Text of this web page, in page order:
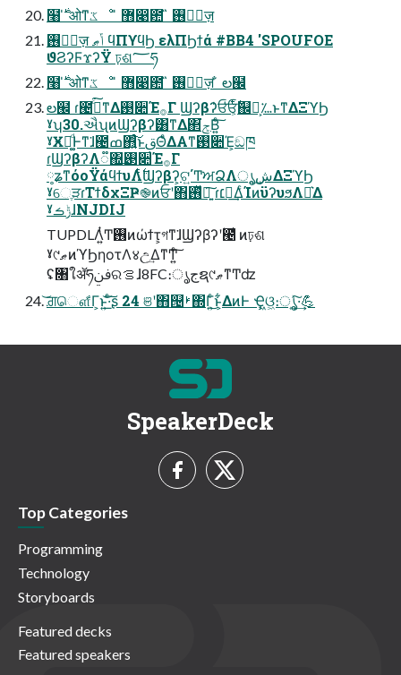
໨࣍ ̍ ओͳػೳ ̎ ޻෉఺ ̏ ࢖༻ٕज़
࢖༻ٕज़ ݴޠ ϥΠϒϥϦ ελΠϦϯά #BB4 'SPOUFOE
ϑϨʔϜϫʔΫ ঢ়ଶ؅ཧ
໨࣍ ̍ ओͳػೳ ̎ ޻෉఺ ̏ ࢖༻ٕज़ ̐ ల๬
ల๬ ɾ౤ߘͨ͘͠ͳΔ࢓૊Έ࡞Γ Ϣʔβʔ̍ਓ̍ਓ͕࣋ͭ஌͕ࣝ؊ͱͳΔΞϓϦ
ˠʮ30.ઐʯͷϢʔβʔ͸ͳΔ΂͘ݮΒ͍ͨ͠
ˠӾཡ͚ͩͰͳ͘ɺ౤ߘ΋͍ͨ͠ͱࢥΘͤΔΑ͏ͳ࢓૊Έ͕ඞཁ
ɾϢʔβʔΛ૿΍͢࢓૊Έ࡞Γ
༷ʑͳόοΫάϥϯυΛ࣋ͭϢʔβʔ͕ଟ͍΄ͲਅՁΛൃش͢ΔΞϓϦ
ˠେֶੜɾΤϯδχΞҎ֎ͷਓʹ΋࢖ͬͯཉ͍͠ ɾ׆༻͢ΔͨΊͷϋʔυϧΛԼ͛Δ
ˠݱࡏɺNJDIJ
TUPDLΛ͍ͭͲ͏࢖͏ͷώϯτ͕গͳ͘ɺϢʔβʔʹؙ౤͛ ͷঢ়ଶ
ˠ୯ޠͷϓϦηοτΛ४උ͢ΔͳͲ͍ͨ͠
ʢ৘ใॲཧࢼݧରࡦɺ8FC։ൃجຊ୯ޠͳͲʣ
͝ਗ਼ௌ͋Γ͕ͱ͏͍͟͝·ͨ͠ʂ 24 ଞʹ΋୔ࢁ΍Γ͍ͨ͜ͱ͕͋ΔͷͰ Ҿ͖ଓ͖։ൃ͍͖ͯ͠·͢💪
SpeakerDeck
Top Categories
Programming
Technology
Storyboards
Featured decks
Featured speakers